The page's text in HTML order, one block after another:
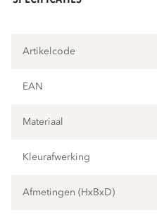
Artikelcode
EAN
Materiaal
Kleurafwerking
Afmetingen (HxBxD)